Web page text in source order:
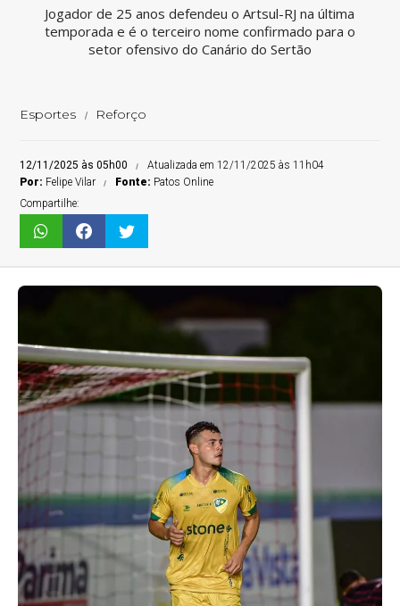
Jogador de 25 anos defendeu o Artsul-RJ na última
temporada e é o terceiro nome confirmado para o
setor ofensivo do Canário do Sertão
Esportes Reforço
12/11/2025 às 05h00
Atualizada em 12/11/2025 às 11h04
Por: Felipe Vilar Fonte: Patos Online
Compartilhe: